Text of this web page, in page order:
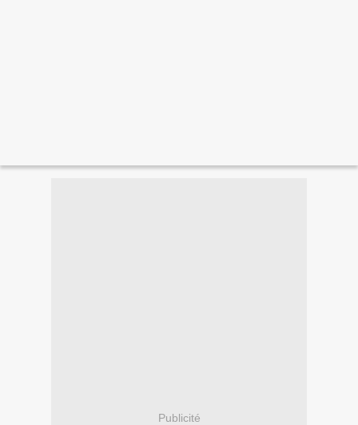
Publicité